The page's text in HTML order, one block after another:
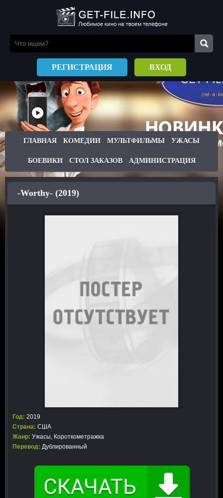
РЕГИСТРАЦИЯ ВХОД
ГЛАВНАЯ КОМЕДИИ МУЛЬТФИЛЬМЫ УЖАСЫ
БОЕВИКИ СТОЛ ЗАКАЗОВ АДМИНИСТРАЦИЯ
-Worthy- (2019)
Год: 2019
Страна: США
Жанр: Ужасы, Короткометражка
Перевод: Дублированный